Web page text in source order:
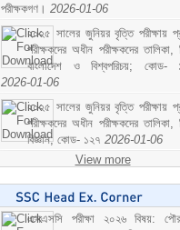
পরীক্ষকগণ। 2026-01-06
২০২৫ সালের জুনিয়র বৃত্তি পরীক্ষায়
পরীক্ষকদের অধীন পরীক্ষকদের তালিকা,
বাংলাদেশ ও বিশ্বপরিচয়; কোড-
2026-01-06
২০২৫ সালের জুনিয়র বৃত্তি পরীক্ষায়
পরীক্ষকদের অধীন পরীক্ষকদের তালিকা,
বিজ্ঞান; কোড- ১২৭ 2026-01-06
View more
এসএসসি পরীক্ষা ২০২৬ বিষয়: